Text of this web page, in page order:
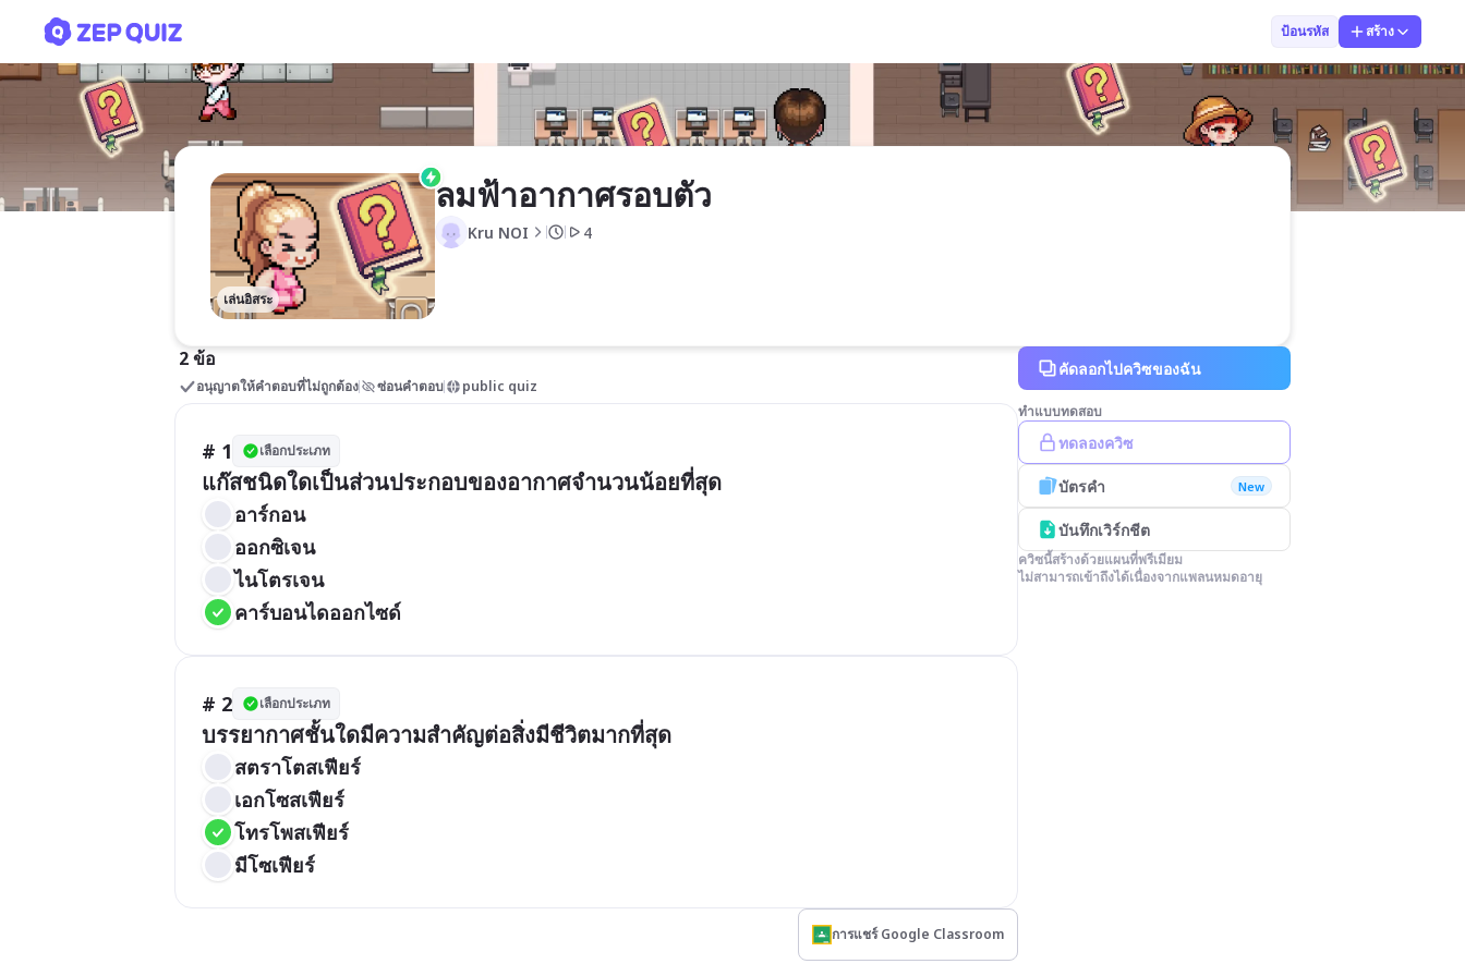
ป้อนรหัส สร้าง
เล่นอิสระ
ลมฟ้าอากาศรอบตัว
Kru NOI 4
2 ข้อ
อนุญาตให้คำตอบที่ไม่ถูกต้อง ซ่อนคำตอบ public quiz
# 1 เลือกประเภท
แก๊สชนิดใดเป็นส่วนประกอบของอากาศจำนวนน้อยที่สุด
อาร์กอน
ออกซิเจน
ไนโตรเจน
คาร์บอนไดออกไซด์
# 2 เลือกประเภท
บรรยากาศชั้นใดมีความสำคัญต่อสิ่งมีชีวิตมากที่สุด
สตราโตสเฟียร์
เอกโซสเฟียร์
โทรโพสเฟียร์
มีโซเฟียร์
การแชร์ Google Classroom
คัดลอกไปควิซของฉัน
ทำแบบทดสอบ
ทดลองควิซ
บัตรคำ New
บันทึกเวิร์กชีต
ควิซนี้สร้างด้วยแผนที่พรีเมียม
ไม่สามารถเข้าถึงได้เนื่องจากแพลนหมดอายุ